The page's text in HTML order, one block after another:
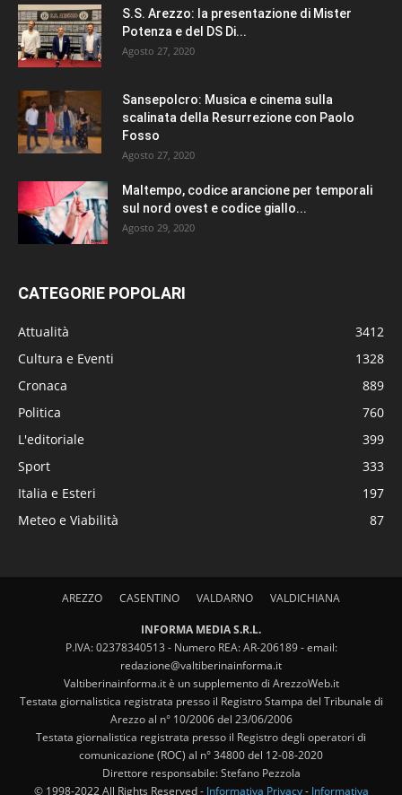
S.S. Arezzo: la presentazione di Mister
Potenza e del DS Di...
Agosto 27, 2020
Sansepolcro: Musica e cinema sulla
scalinata della Resurrezione con Paolo
Fosso
Agosto 27, 2020
Maltempo, codice arancione per temporali
sul nord ovest e codice giallo...
Agosto 29, 2020
CATEGORIE POPOLARI
Attualità
3412
Cultura e Eventi
1328
Cronaca
889
Politica
760
L'editoriale
399
Sport
333
Italia e Esteri
197
Meteo e Viabilità
87
AREZZO CASENTINO VALDARNO VALDICHIANA
INFORMA MEDIA S.R.L.
P.IVA: 02378340513 - Numero REA: AR-206189 - email:
redazione@valtiberinainforma.it
Valtiberinainforma.it è un supplemento di ArezzoWeb.it
Testata giornalistica registrata presso il Registro Stampa del Tribunale di
Arezzo al n° 10/2006 del 23/06/2006
Testata giornalistica registrata presso il Registro degli operatori di
comunicazione (ROC) al n° 34800 del 12-08-2020
Direttore responsabile: Stefano Pezzola
© 1998-2022 All Rights Reserved - Informativa Privacy- Informativa